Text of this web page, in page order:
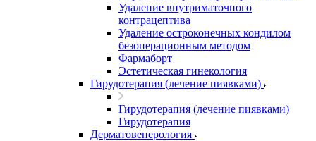
Удаление внутриматочного
контрацептива
Удаление остроконечных кондилом
безоперационным методом
Фармаборт
Эстетическая гинекология
Гирудотерапия (лечение пиявками)
Гирудотерапия (лечение пиявками)
Гирудотерапия
Дерматовенерология